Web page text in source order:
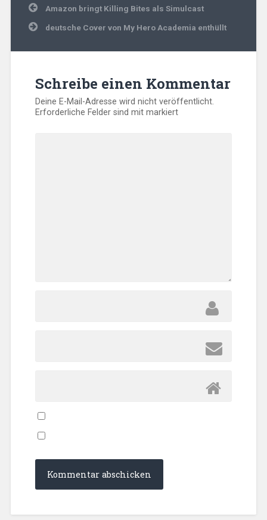
Beitragsnavigation
Amazon bringt Killing Bites als Simulcast
deutsche Cover von My Hero Academia enthüllt
Schreibe einen Kommentar
Deine E-Mail-Adresse wird nicht veröffentlicht.
Erforderliche Felder sind mitmarkiert